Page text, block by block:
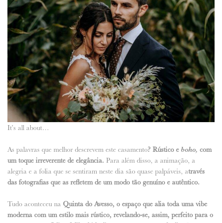
It’s all about…
As palavras que melhor descrevem este casamento? Rústico e boho, com
um toque irreverente de elegância. Para além disso, a animação, a
alegria e a folia que se sentiram neste dia são quase palpáveis, através
das fotografias que as refletem de um modo tão genuíno e autêntico.
Tudo aconteceu na Quinta do Avesso, o espaço que alia toda uma vibe
moderna com um estilo mais rústico, revelando-se, assim, perfeito para o